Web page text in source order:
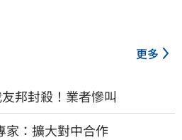
更多
邦封殺！業者慘叫
家：擴大對中合作